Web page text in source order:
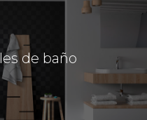
de baño